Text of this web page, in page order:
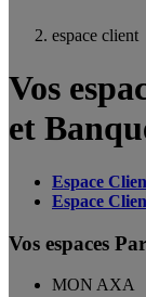
espace client
Vos
et
Espace
Espace
Vos espaces
MON AXA